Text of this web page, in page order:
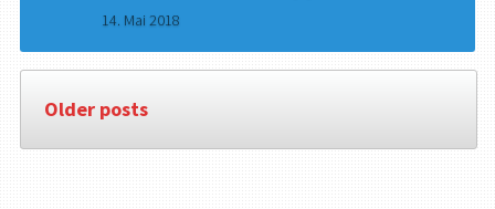
14. Mai 2018
Older posts